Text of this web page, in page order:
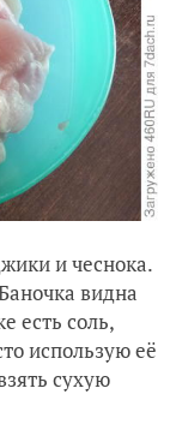
и чеснока.
видна
есть соль,
использую её
сухую